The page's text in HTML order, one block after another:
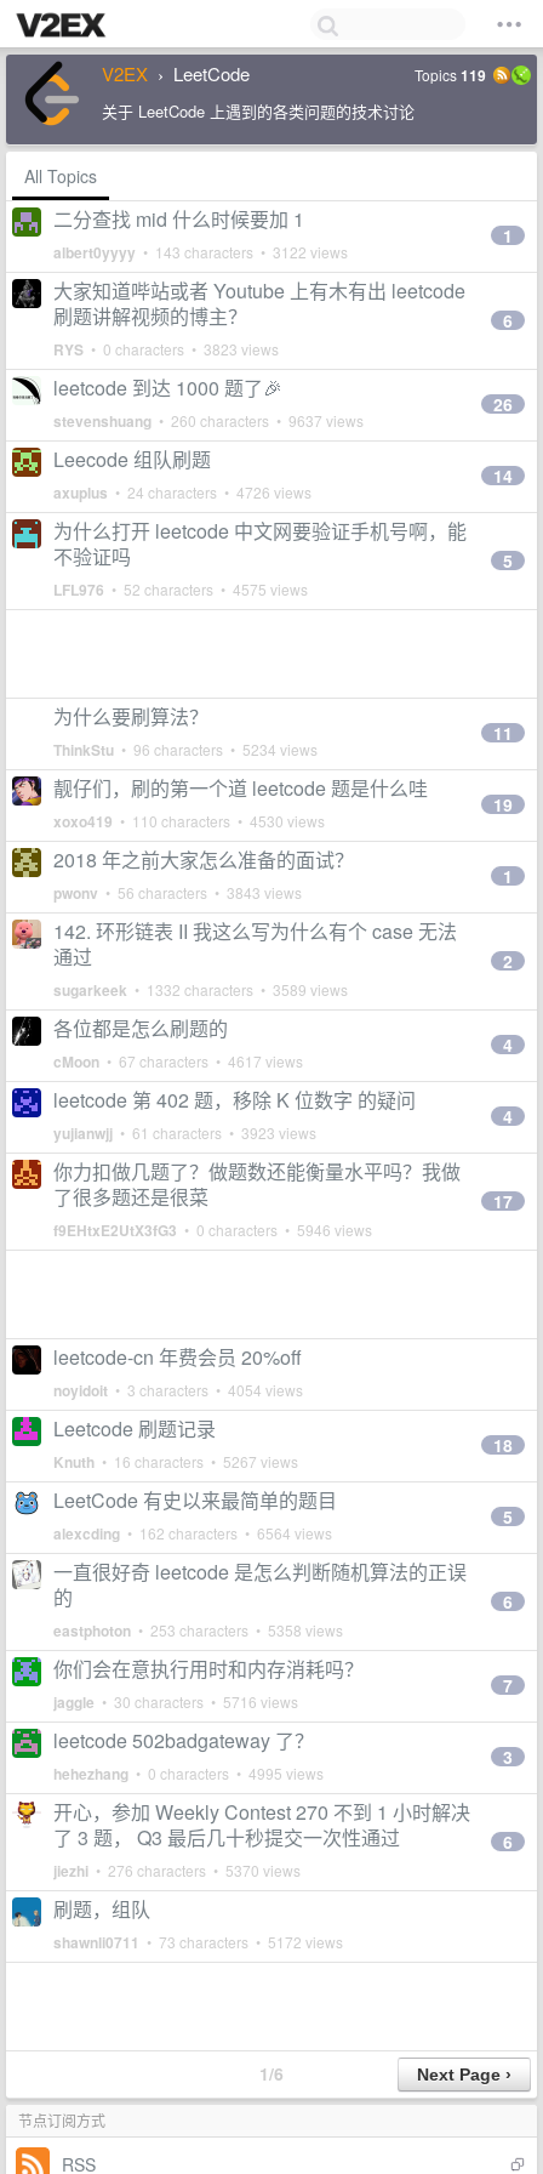
V2EX › LeetCode Topics119
关于 LeetCode 上遇到的各类问题的技术讨论
All Topics
二分查找 mid 什么时候要加 1
albert0yyyy • 143 characters • 3122 views
1
大家知道哔站或者 Youtube 上有木有出 leetcode
刷题讲解视频的博主？
RYS • 0 characters • 3823 views
6
leetcode 到达 1000 题了🎉
stevenshuang • 260 characters • 9637 views
26
Leecode 组队刷题
axuplus • 24 characters • 4726 views
14
为什么打开 leetcode 中文网要验证手机号啊，能
不验证吗
LFL976 • 52 characters • 4575 views
5
为什么要刷算法？
ThinkStu • 96 characters • 5234 views
11
靓仔们，刷的第一个道 leetcode 题是什么哇
xoxo419 • 110 characters • 4530 views
19
2018 年之前大家怎么准备的面试？
pwonv • 56 characters • 3843 views
1
142. 环形链表 II 我这么写为什么有个 case 无法
通过
sugarkeek • 1332 characters • 3589 views
2
各位都是怎么刷题的
cMoon • 67 characters • 4617 views
4
leetcode 第 402 题，移除 K 位数字 的疑问
yujianwjj • 61 characters • 3923 views
4
你力扣做几题了？做题数还能衡量水平吗？我做
了很多题还是很菜
f9EHtxE2UtX3fG3 • 0 characters • 5946 views
17
leetcode-cn 年费会员 20%off
noyidoit • 3 characters • 4054 views
Leetcode 刷题记录
Knuth • 16 characters • 5267 views
18
LeetCode 有史以来最简单的题目
alexcding • 162 characters • 6564 views
5
一直很好奇 leetcode 是怎么判断随机算法的正误
的
eastphoton • 253 characters • 5358 views
6
你们会在意执行用时和内存消耗吗？
jaggle • 30 characters • 5716 views
7
leetcode 502badgateway 了？
hehezhang • 0 characters • 4995 views
3
开心，参加 Weekly Contest 270 不到 1 小时解决
了 3 题， Q3 最后几十秒提交一次性通过
jiezhi • 276 characters • 5370 views
6
刷题，组队
shawnli0711 • 73 characters • 5172 views
1/6
节点订阅方式
RSS